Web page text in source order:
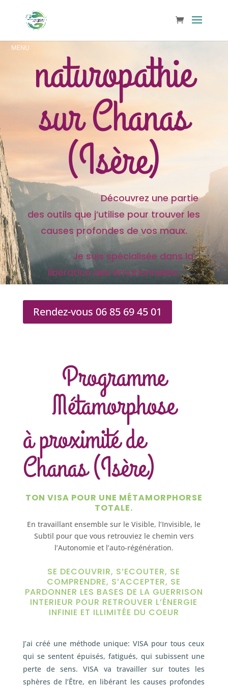
naturopathie
sur Chanas
(Isère)
Découvrez une partie
des outils que j’utilise pour trouver les
causes profondes de vos maux.
Je suis spécialisée dans la
libération des émotionnelles.
Rendez-vous 06 85 69 45 01
Programme
Métamorphose
à proximité de
Chanas (Isère)
TON VISA POUR UNE MÉTAMORPHORSE
TOTALE.
En travaillant ensemble sur le Visible, l’Invisible, le
Subtil pour que vous retrouviez le chemin vers
l’Autonomie et l’auto-régénération.
SE DECOUVRIR, S’ECOUTER, SE
COMPRENDRE, S’ACCEPTER, SE
PARDONNER LES BASES DE LA GUERRISON
INTERIEUR POUR RETROUVER L’ÉNERGIE
INFINIE ET ILLIMITÉE DU COEUR
J’ai créé une méthode unique: VISA pour tous ceux
qui se sentent épuisés, fatigués, qui subissent une
perte de sens. VISA va travailler sur toutes les
sphères de l’Être, en libérant les causes profondes